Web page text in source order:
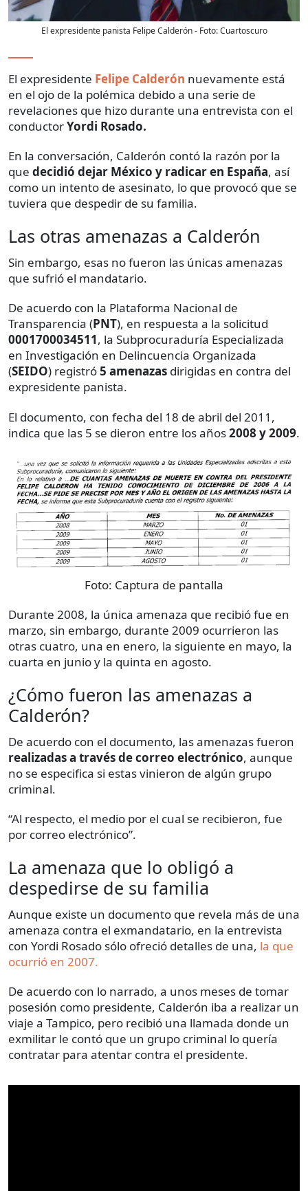
El expresidente panista Felipe Calderón- Foto:Cuartoscuro
El expresidente Felipe Calderón nuevamente está
en el ojo de la polémica debido a una serie de
revelaciones que hizo durante una entrevista con el
conductorYordi Rosado.
En la conversación, Calderón contó la razón por la
que decidió dejar México y radicar en España, así
como un intento de asesinato, lo que provocó que se
tuviera que despedir de su familia.
Las otras amenazas a Calderón
Sin embargo, esas no fueron las únicas amenazas
que sufrió el mandatario.
De acuerdo con la Plataforma Nacional de
Transparencia (PNT), en respuesta a la solicitud
0001700034511, la Subprocuraduría Especializada
en Investigación en Delincuencia Organizada
(SEIDO) registró5 amenazas dirigidas en contra del
expresidente panista.
El documento, con fecha del 18 de abril del 2011,
indica que las 5 se dieron entre los años2008 y 2009.
Foto: Captura de pantalla
Durante 2008, la única amenaza que recibió fue en
marzo, sin embargo, durante 2009 ocurrieron las
otras cuatro, una en enero, la siguiente en mayo, la
cuarta en junio y la quinta en agosto.
¿Cómo fueron las amenazas a
Calderón?
De acuerdo con el documento, las amenazas fueron
realizadas a través de correo electrónico, aunque
no se especifica si estas vinieron de algún grupo
criminal.
“Al respecto, el medio por el cual se recibieron, fue
por correo electrónico”.
La amenaza que lo obligó a
despedirse de su familia
Aunque existe un documento que revela más de una
amenaza contra el exmandatario, en la entrevista
con Yordi Rosado sólo ofreció detalles de una, la que
ocurrió en 2007.
De acuerdo con lo narrado, a unos meses de tomar
posesión como presidente, Calderón iba a realizar un
viaje a Tampico, pero recibió una llamada donde un
exmilitar le contó que un grupo criminal lo quería
contratar para atentar contra el presidente.